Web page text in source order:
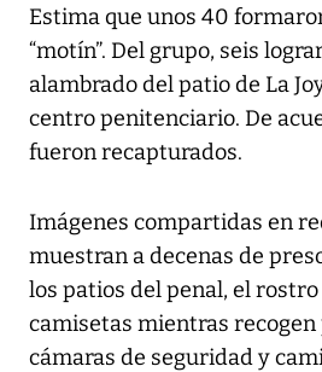
Estima que unos 40
“motín”. Del grupo, seis
alambrado del patio de La
centro penitenciario. De
fueron recapturados.
Imágenes compartidas en
muestran a decenas de
los patios del penal, el
camisetas mientras
cámaras de seguridad y